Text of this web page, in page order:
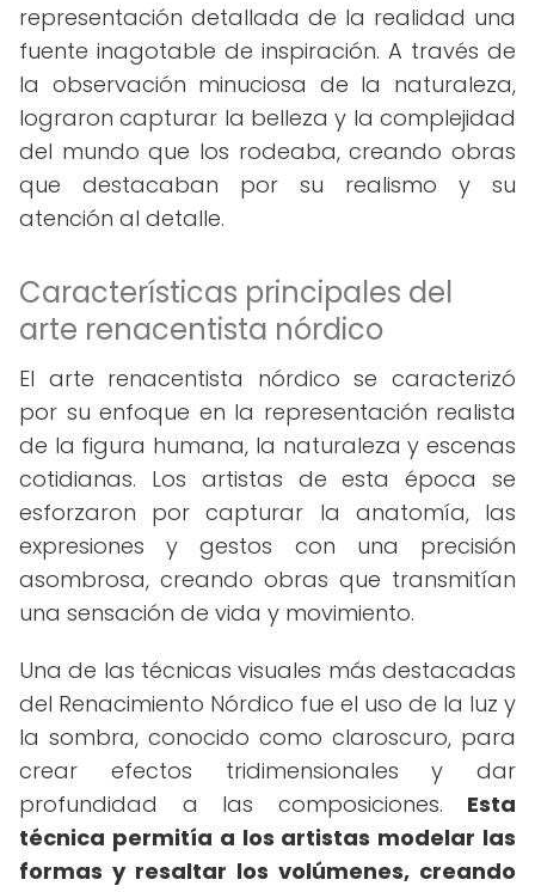
representación detallada de la realidad una
fuente inagotable de inspiración. A través de
la observación minuciosa de la naturaleza,
lograron capturar la belleza y la complejidad
del mundo que los rodeaba, creando obras
que destacaban por su realismo y su
atención al detalle.
Características principales del
arte renacentista nórdico
El arte renacentista nórdico se caracterizó
por su enfoque en la representación realista
de la figura humana, la naturaleza y escenas
cotidianas. Los artistas de esta época se
esforzaron por capturar la anatomía, las
expresiones y gestos con una precisión
asombrosa, creando obras que transmitían
una sensación de vida y movimiento.
Una de las técnicas visuales más destacadas
del Renacimiento Nórdico fue el uso de la luz y
la sombra, conocido como claroscuro, para
crear efectos tridimensionales y dar
profundidad a las composiciones. Esta
técnica permitía a los artistas modelar las
formas y resaltar los volúmenes, creando